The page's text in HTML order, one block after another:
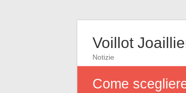
Voillot
Notizie
Come